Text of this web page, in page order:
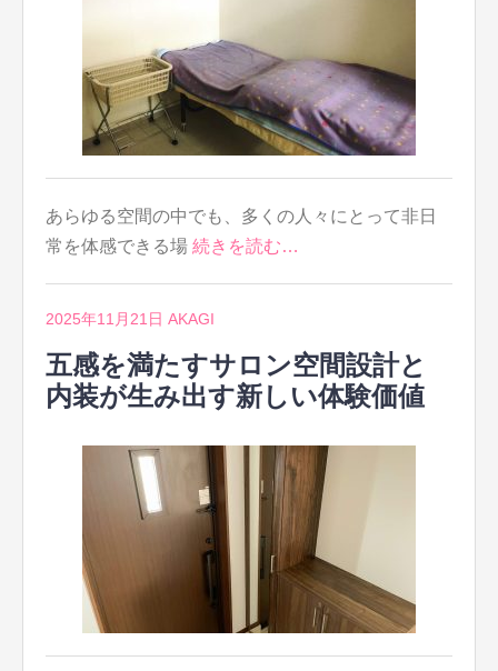
あらゆる空間の中でも、多くの人々にとって非日
常を体感できる場 続きを読む…
2025年11月21日 AKAGI
五感を満たすサロン空間設計と
内装が生み出す新しい体験価値